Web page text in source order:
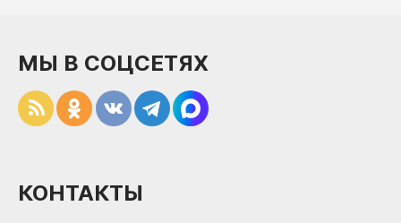
МЫ В СОЦСЕТЯХ
КОНТАКТЫ